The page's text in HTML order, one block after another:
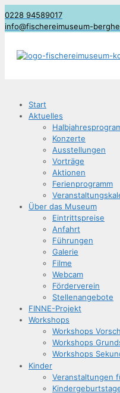
0228 94589017
info@fischereimuseum-
Start
Aktu­el­les
Kon­zer­te
Aus­stel­lun­gen
Vor­trä­ge
Aktio­nen
Feri­en­pro­gramm
Über das Museum
Ein­tritts­prei­se
Anfahrt
Füh­run­gen
Gale­rie
Fil­me
Web­cam
För­der­ver­ein
Stel­len­an­ge­bo­te
FIN­­NE-Pro­­jekt
Work­shops
Work­shops
Work­shops
Work­shops
Kin­der
Ver­an­stal­tun­gen